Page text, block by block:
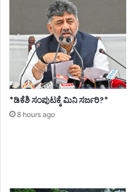
*ಡಿಕೆಶಿ ಸಂಪುಟಕ್ಕೆ ಮಿನಿ ಸರ್ಜರಿ?*
8 hours ago